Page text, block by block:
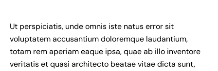
Ut perspiciatis, unde omnis iste natus error sit
voluptatem accusantium doloremque laudantium,
totam rem aperiam eaque ipsa, quae ab illo inventore
veritatis et quasi architecto beatae vitae dicta sunt,